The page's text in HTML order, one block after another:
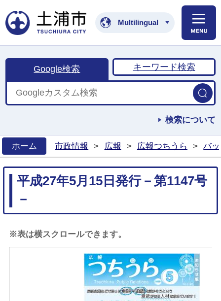
土浦市公式ホームペ
Multilingual
Google検索 キーワード検索
検索について
ホーム
市政情報 > 広報 > 広報つちうら > バ
平成27年5月15日発行－第1147号
－
※表は横スクロールできます。